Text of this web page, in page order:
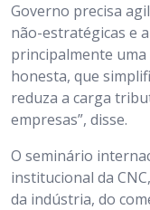
Governo precisa
não-estratégicas e
principalmente
honesta, que
reduza a carga
empresas”, disse.
O seminário
institucional da
da indústria, do